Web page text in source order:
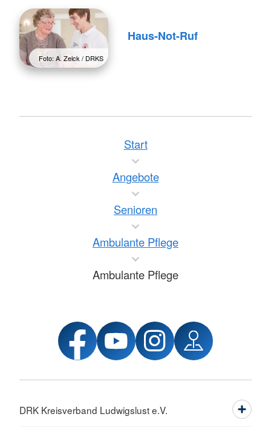
Foto: A. Zelck / DRKS
Haus-Not-Ruf
Start
Angebote
Senioren
Ambulante Pflege
Ambulante Pflege
DRK Kreisverband Ludwigslust e.V.